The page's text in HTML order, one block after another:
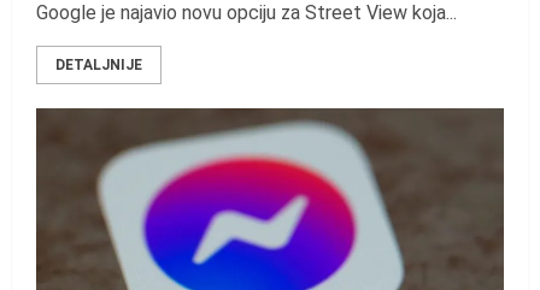
Google je najavio novu opciju za Street View koja...
DETALJNIJE